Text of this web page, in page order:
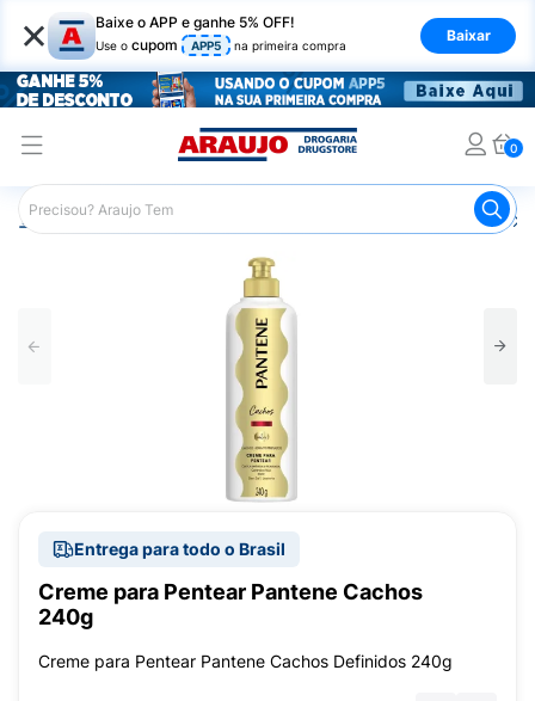
× Baixe o APP e ganhe 5% OFF!
Use o cupom APP5 na primeira compra
Baixar
0
Araujo Cabelo Creme para Pentear
Entrega para todo o Brasil
Creme para Pentear Pantene Cachos
240g
Creme para Pentear Pantene Cachos Definidos 240g